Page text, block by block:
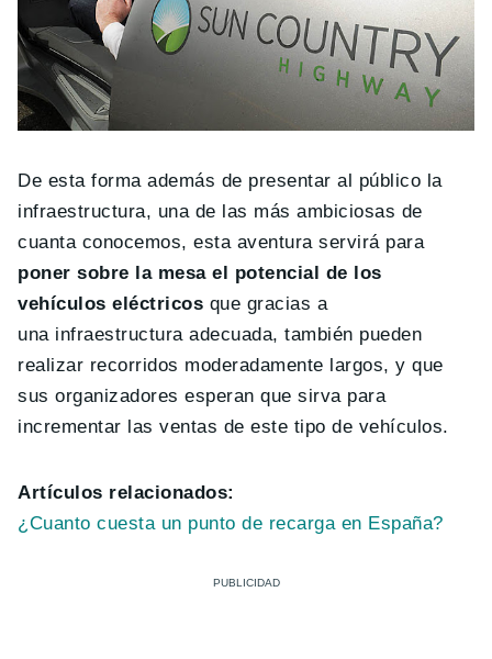
De esta forma además de presentar al público la
infraestructura, una de las más ambiciosas de
cuanta conocemos, esta aventura servirá para
poner sobre la mesa el potencial de los
vehículos eléctricos que gracias a
una infraestructura adecuada, también pueden
realizar recorridos moderadamente largos, y que
sus organizadores esperan que sirva para
incrementar las ventas de este tipo de vehículos.
Artículos relacionados:
¿Cuanto cuesta un punto de recarga en España?